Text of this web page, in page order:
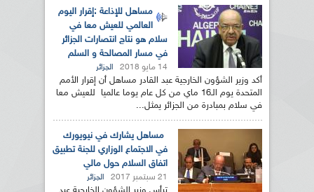
مساهل للإذاعة :إقرار اليوم
العالمي للعيش معا في
سلام هو نتاج انتصارات الجزائر
في مسار المصالحة و السلم
14 مايو 2018 الجزائر
أكد وزير الشؤون الخارجية عبد القادر مساهل أن إقرار الأمم
المتحدة يوم الـ16 ماي من كل عام يوما عالميا للعيش معا
في سلام بمبادرة من الجزائر يمثل...
مساهل يشارك في نيويورك
في الاجتماع الوزاري للجنة تطبيق
اتفاق السلام حول مالي
21 سبتمبر 2017 الجزائر